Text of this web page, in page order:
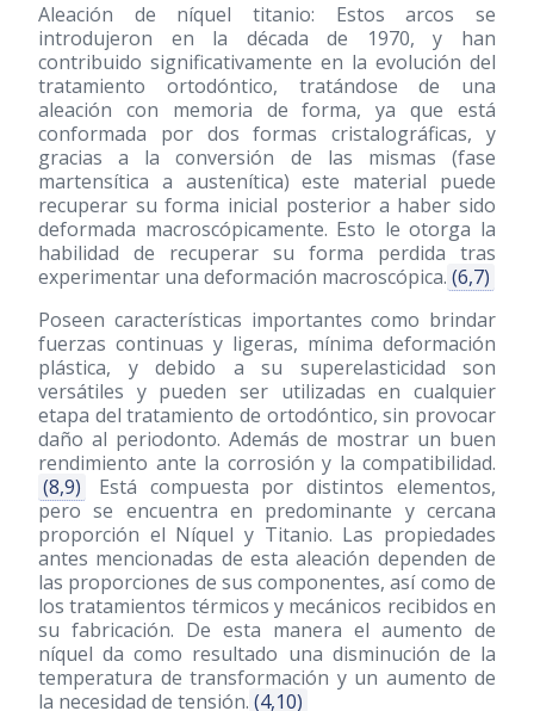
Aleación de níquel titanio: Estos arcos se
introdujeron en la década de 1970, y han
contribuido significativamente en la evolución del
tratamiento ortodóntico, tratándose de una
aleación con memoria de forma, ya que está
conformada por dos formas cristalográficas, y
gracias a la conversión de las mismas (fase
martensítica a austenítica) este material puede
recuperar su forma inicial posterior a haber sido
deformada macroscópicamente. Esto le otorga la
habilidad de recuperar su forma perdida tras
experimentar una deformación macroscópica. (6,7)
Poseen características importantes como brindar
fuerzas continuas y ligeras, mínima deformación
plástica, y debido a su superelasticidad son
versátiles y pueden ser utilizadas en cualquier
etapa del tratamiento de ortodóntico, sin provocar
daño al periodonto. Además de mostrar un buen
rendimiento ante la corrosión y la compatibilidad.
(8,9)
Está compuesta por distintos elementos,
pero se encuentra en predominante y cercana
proporción el Níquel y Titanio. Las propiedades
antes mencionadas de esta aleación dependen de
las proporciones de sus componentes, así como de
los tratamientos térmicos y mecánicos recibidos en
su fabricación. De esta manera el aumento de
níquel da como resultado una disminución de la
temperatura de transformación y un aumento de
la necesidad de tensión. (4,10)